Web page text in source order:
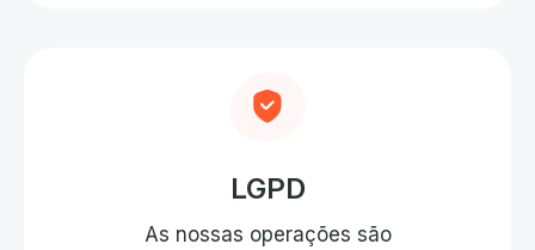
LGPD
As nossas operações são